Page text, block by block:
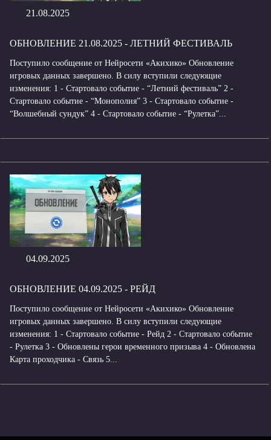
21.08.2025
ОБНОВЛЕНИЕ 21.08.2025 - ЛЕТНИЙ ФЕСТИВАЛЬ
Поступило сообщение от Нейросети «Акихико» Обновление
игровых данных завершено. В силу вступили следующие
изменения: 1 - Стартовало событие - “Летний фестиваль” 2 -
Стартовало событие - “Монополия” 3 - Стартовало событие -
“Волшебный сундук” 4 - Стартовало событие - “Рулетка”...
04.09.2025
ОБНОВЛЕНИЕ 04.09.2025 - РЕЙД
Поступило сообщение от Нейросети «Акихико» Обновление
игровых данных завершено. В силу вступили следующие
изменения: 1 - Стартовало событие - Рейд 2 - Стартовало событие
- Рулетка 3 - Обновлены герои временного призыва 4 - Обновлена
Карта проходчика - Связь 5...